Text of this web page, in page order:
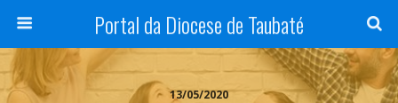
Portal da Diocese de Taubaté
13/05/2020